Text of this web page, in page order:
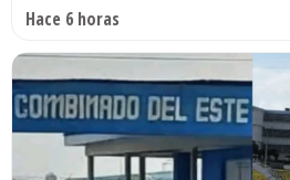
Hace 6 horas